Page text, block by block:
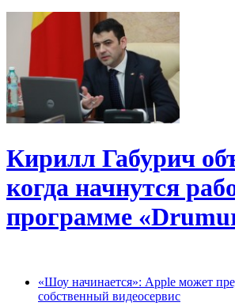
Кирилл Габурич
когда начнутся
программе
«Шоу начинается»: Apple может
собственный видеосервис